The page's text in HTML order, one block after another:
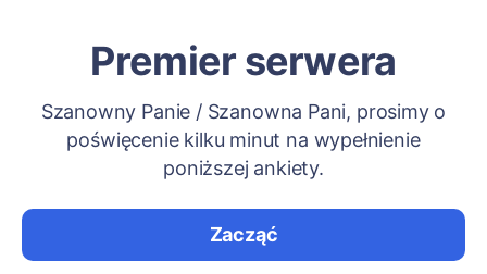
Premier serwera
Szanowny Panie / Szanowna Pani, prosimy o
poświęcenie kilku minut na wypełnienie
poniższej ankiety.
Zacząć